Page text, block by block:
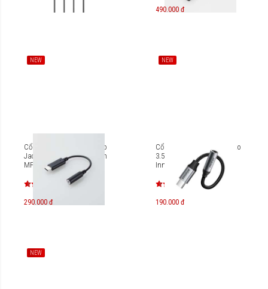
490.000 đ
NEW
Cổng chuyển đổi Type-C to
Jack 3.5mm Audio Elecom
MPA-C35D
290.000 đ
NEW
Cổng chuyển OTG USB-C to
3.5mm Audio Femal
Innostyle DAC A130GY
190.000 đ
NEW